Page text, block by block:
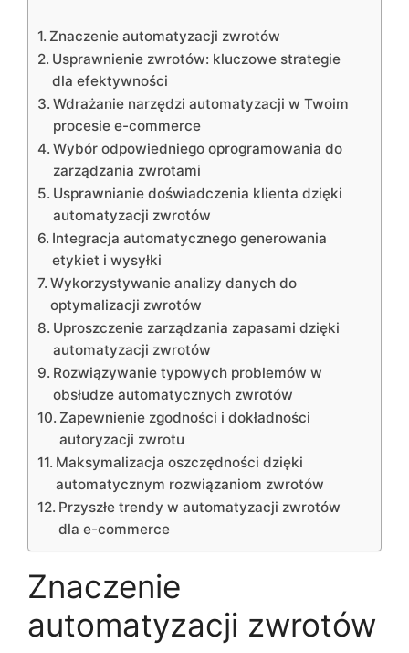
Znaczenie automatyzacji zwrotów
Usprawnienie zwrotów: kluczowe strategie
dla efektywności
Wdrażanie narzędzi automatyzacji w Twoim
procesie e-commerce
Wybór odpowiedniego oprogramowania do
zarządzania zwrotami
Usprawnianie doświadczenia klienta dzięki
automatyzacji zwrotów
Integracja automatycznego generowania
etykiet i wysyłki
Wykorzystywanie analizy danych do
optymalizacji zwrotów
Uproszczenie zarządzania zapasami dzięki
automatyzacji zwrotów
Rozwiązywanie typowych problemów w
obsłudze automatycznych zwrotów
Zapewnienie zgodności i dokładności
autoryzacji zwrotu
Maksymalizacja oszczędności dzięki
automatycznym rozwiązaniom zwrotów
Przyszłe trendy w automatyzacji zwrotów
dla e-commerce
Znaczenie
automatyzacji zwrotów